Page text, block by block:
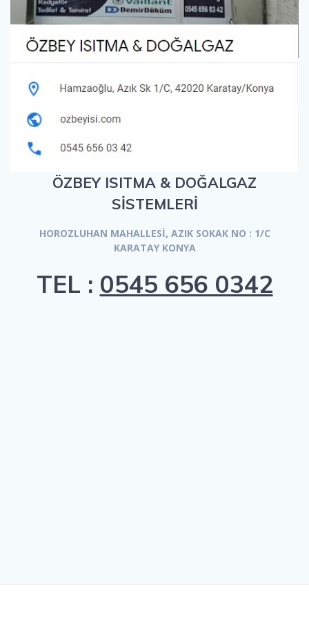
ÖZBEY ISITMA & DOĞALGAZ
SİSTEMLERİ
HOROZLUHAN MAHALLESİ, AZIK SOKAK NO : 1/C
KARATAY KONYA
TEL : 0545 656 0342